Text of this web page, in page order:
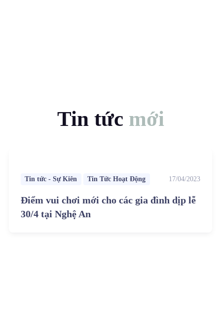
Tin tức mới
Tin tức - Sự Kiên Tin Tức Hoạt Động 17/04/2023
Điểm vui chơi mới cho các gia đình dịp lễ
30/4 tại Nghệ An